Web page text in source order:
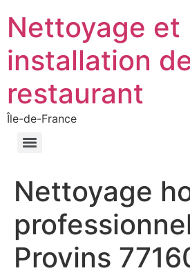
Nettoyage et
installation
restaurant
Île-de-France
Nettoyage
Provins